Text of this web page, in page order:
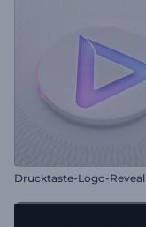
Drucktaste-Logo-Reveal